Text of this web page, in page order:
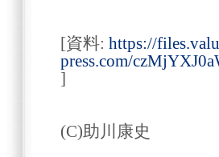
[資料: https://
press.com/
]
(C)助川康史